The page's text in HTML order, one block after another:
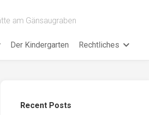
am Gänsaugraben
Der Kindergarten Rechtliches
Recent Posts